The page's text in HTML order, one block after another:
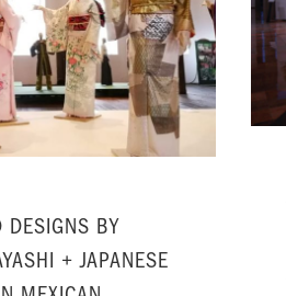
DESIGNS BY
+ JAPANESE